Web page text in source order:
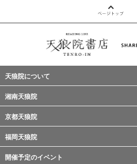
天狼院について
湘南天狼院
京都天狼院
福岡天狼院
開催予定のイベント